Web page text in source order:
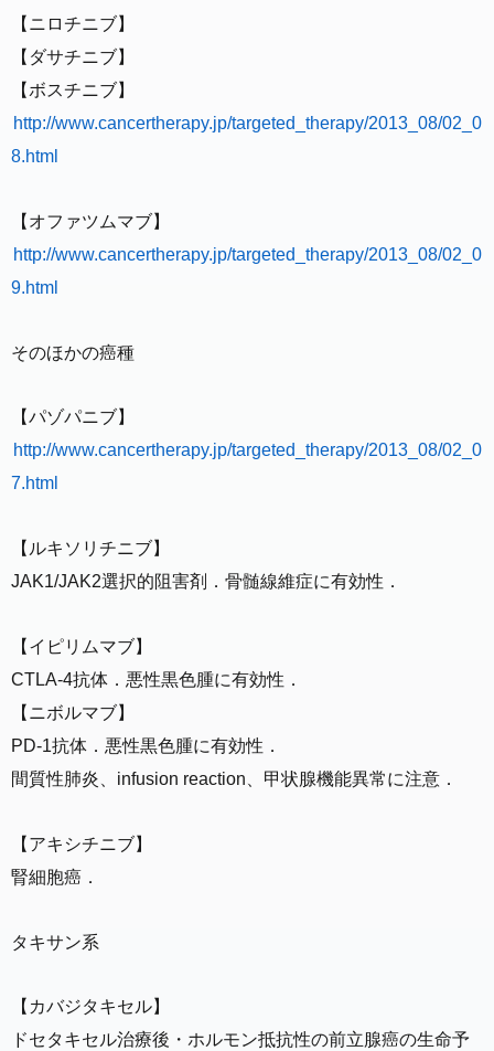
【ニロチニブ】
【ダサチニブ】
【ボスチニブ】
http://www.cancertherapy.jp/targeted_therapy/2013_08/02_0
8.html
【オファツムマブ】
http://www.cancertherapy.jp/targeted_therapy/2013_08/02_0
9.html
そのほかの癌種
【パゾパニブ】
http://www.cancertherapy.jp/targeted_therapy/2013_08/02_0
7.html
【ルキソリチニブ】
JAK1/JAK2選択的阻害剤．骨髄線維症に有効性．
【イピリムマブ】
CTLA-4抗体．悪性黒色腫に有効性．
【ニボルマブ】
PD-1抗体．悪性黒色腫に有効性．
間質性肺炎、infusion reaction、甲状腺機能異常に注意．
【アキシチニブ】
腎細胞癌．
タキサン系
【カバジタキセル】
ドセタキセル治療後・ホルモン抵抗性の前立腺癌の生命予